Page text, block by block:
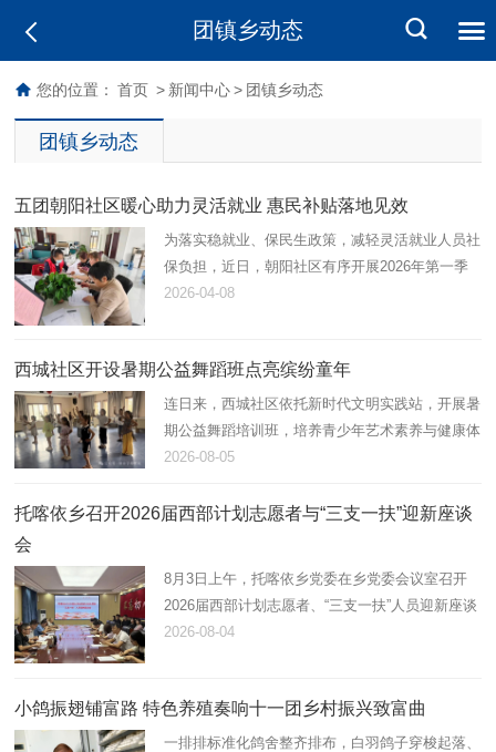
团镇乡动态
您的位置： 首页 > 新闻中心 > 团镇乡动态
团镇乡动态
五团朝阳社区暖心助力灵活就业 惠民补贴落地见效
为落实稳就业、保民生政策，减轻灵活就业人员社
保负担，近日，朝阳社区有序开展2026年第一季
度灵活就业社保补贴申请工作，以贴心服务打通民
2026-04-08
西城社区开设暑期公益舞蹈班点亮缤纷童年
连日来，西城社区依托新时代文明实践站，开展暑
期公益舞蹈培训班，培养青少年艺术素养与健康体
魄，助力未成年人全面健康成长。
2026-08-05
托喀依乡召开2026届西部计划志愿者与“三支一扶”迎新座谈
会
8月3日上午，托喀依乡党委在乡党委会议室召开
2026届西部计划志愿者、“三支一扶”人员迎新座谈
会。会议由乡党委副书记、纪委书记张茂祥主持，
2026-08-04
小鸽振翅铺富路 特色养殖奏响十一团乡村振兴致富曲
一排排标准化鸽舍整齐排布，白羽鸽子穿梭起落、